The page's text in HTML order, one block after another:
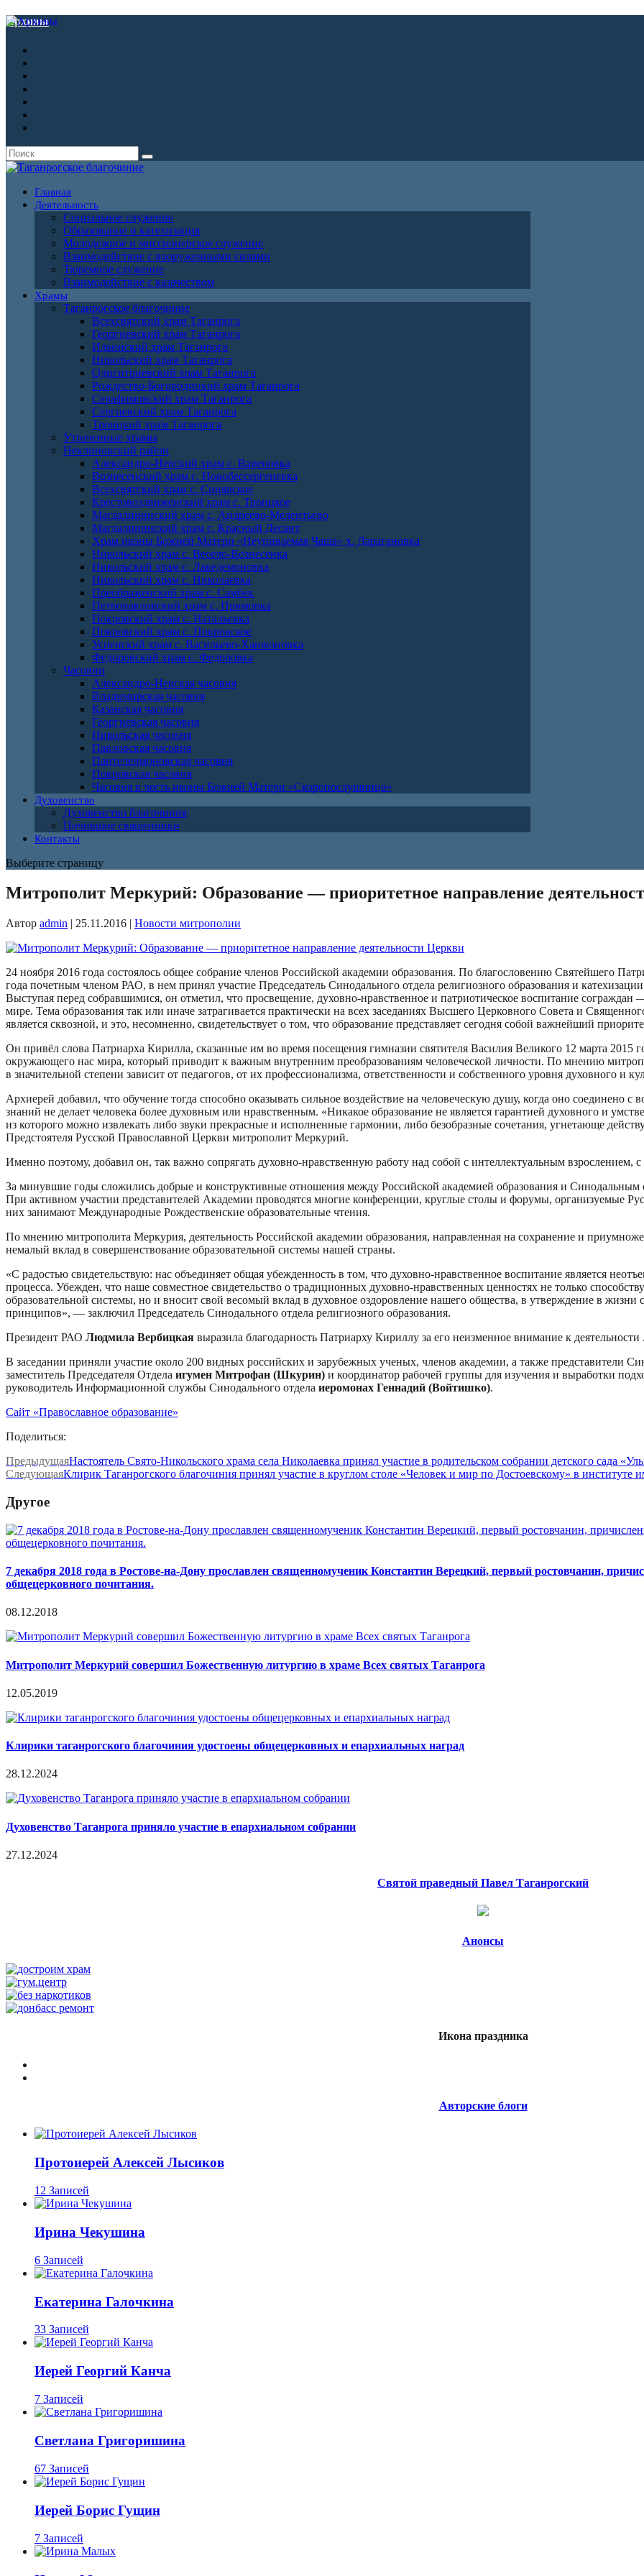
Архивы
Главная
Деятельность
Социальное служение
Образование и катехизация
Молодежное и миссионерское служение
Взаимодействие с вооруженными силами
Тюремное служение
Взаимодействие с казачеством
Храмы
Таганрогское благочиние
Всехсвятский храм Таганрога
Георгиевский храм Таганрога
Ильинский храм Таганрога
Никольский храм Таганрога
Одигитриевский храм Таганрога
Рождество-Богородицкий храм Таганрога
Серафимовский храм Таганрога
Сергиевский храм Таганрога
Троицкий храм Таганрога
Утраченные храмы
Неклиновский район
Александро-Невский храм с. Вареновка
Вознесенский храм с. Новобессергеневка
Всехсвятский храм с. Синявское
Крестовоздвиженский храм с. Троицкое
Магдалининский храм с. Андреево-Мелентьево
Магдалининский храм с. Красный Десант
Храм иконы Божией Матери «Неупиваемая Чаша» х. Дарагановка
Никольский храм с. Весело-Вознесенка
Никольский храм с. Лакедемоновка
Никольский храм с. Николаевка
Преображенский храм с. Самбек
Петропавловский храм с. Приморка
Покровский храм с. Натальевка
Покровский храм с. Покровское
Успенский храм с. Васильево-Ханжоновка
Федоровский храм с. Федоровка
Часовни
Александро-Невская часовня
Владимирская часовня
Казанская часовня
Георгиевская часовня
Никольская часовня
Павловская часовня
Пантелеимоновская часовня
Покровская часовня
Часовня в честь иконы Божией Матери «Скоропослушница»
Духовенство
Духовенство благочиния
Почившие священники
Контакты
Выберите страницу
Митрополит Меркурий: Образование — приоритетное направление
Автор admin | 25.11.2016 | Новости митрополии
24 ноября 2016 года состоялось общее собрание членов Российской академии образования. По благословению Святейшего
года почетным членом РАО, в нем принял участие Председатель Синодального отдела религиозного образования и катехизации
Выступая перед собравшимися, он отметил, что просвещение, духовно-нравственное и патриотическое воспитание
мире. Тема образования так или иначе затрагивается практически на всех заседаниях Высшего Церковного Совета и
является сквозной, и это, несомненно, свидетельствует о том, что образование представляет сегодня собой важнейший
Он привёл слова Патриарха Кирилла, сказанные им во время посещения гимназии святителя Василия Великого 12 марта 2015
окружающего нас мира, который приводит к важным внутренним преобразованиям человеческой личности. По мнению
в значительной степени зависит от педагогов, от их профессионализма, ответственности и собственного уровня духовного и
Архиерей добавил, что обучение тогда способно оказывать сильное воздействие на человеческую душу, когда оно соединено с
знаний не делает человека более духовным или нравственным. «Никакое образование не является гарантией духовного и
из которого можно извлекать либо звуки прекрасные и исполненные гармонии, либо безобразные сочетания, угнетающе
Предстоятеля Русской Православной Церкви митрополит Меркурий.
Именно поэтому, добавил он, так важно сопрягать духовно-нравственную работу над собой с интеллектуальным
За минувшие годы сложились добрые и конструктивные отношения между Российской академией образования и Синодальным
При активном участии представителей Академии проводятся многие конференции, круглые столы и форумы, организуемые
них занимают Международные Рождественские образовательные чтения.
По мнению митрополита Меркурия, деятельность Российской академии образования, направленная на сохранение и
немалый вклад в совершенствование образовательной системы нашей страны.
«С радостью свидетельствую: нас объединяет общая убежденность в том, что духовно-нравственное воспитание является
процесса. Убежден, что наше совместное свидетельство о традиционных духовно-нравственных ценностях не только
образовательной системы, но и вносит свой весомый вклад в духовное оздоровление нашего общества, в утверждение в
принципов», — заключил Председатель Синодального отдела религиозного образования.
Президент РАО Людмила Вербицкая выразила благодарность Патриарху Кириллу за его неизменное внимание к
В заседании приняли участие около 200 видных российских и зарубежных ученых, членов академии, а также представители
заместитель Председателя Отдела игумен Митрофан (Шкурин) и координатор рабочей группы для изучения и выработки
руководитель Информационной службы Синодального отдела иеромонах Геннадий (Войтишко).
Сайт «Православное образование»
Поделиться:
ПредыдущаяНастоятель Свято-Никольского храма села Николаевка принял участие в родительском собрании детского сада
СледующаяКлирик Таганрогского благочиния принял участие в круглом столе «Человек и мир по Достоевскому» в институте
Другое
7 декабря 2018 года в Ростове-на-Дону прославлен священномученик Константин Верецкий, первый ростовчанин,
общецерковного почитания.
08.12.2018
Митрополит Меркурий совершил Божественную литургию в храме Всех святых Таганрога
12.05.2019
Клирики таганрогского благочиния удостоены общецерковных и епархиальных наград
28.12.2024
Духовенство Таганрога приняло участие в епархиальном собрании
27.12.2024
Святой праведный Павел Таганрогский
Анонсы
Икона праздника
Авторские блоги
Протоиерей Алексей Лысиков
12 Записей
Ирина Чекушина
6 Записей
Екатерина Галочкина
33 Записей
Иерей Георгий Канча
7 Записей
Светлана Григоришина
67 Записей
Иерей Борис Гущин
7 Записей